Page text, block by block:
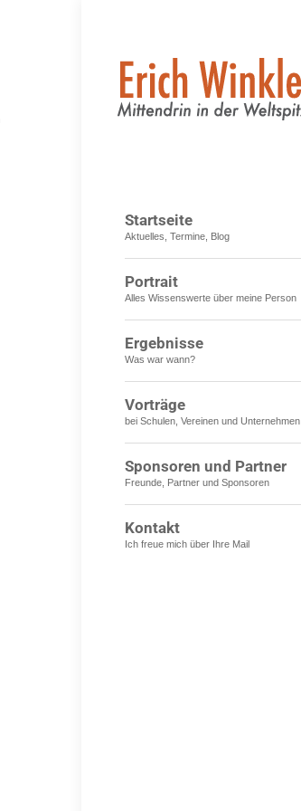
Startseite
Aktuelles, Termine, Blog
Portrait
Alles Wissenswerte über meine Person
Ergebnisse
Was war wann?
Vorträge
bei Schulen, Vereinen und Unternehmen
Sponsoren und Partner
Freunde, Partner und Sponsoren
Kontakt
Ich freue mich über Ihre Mail